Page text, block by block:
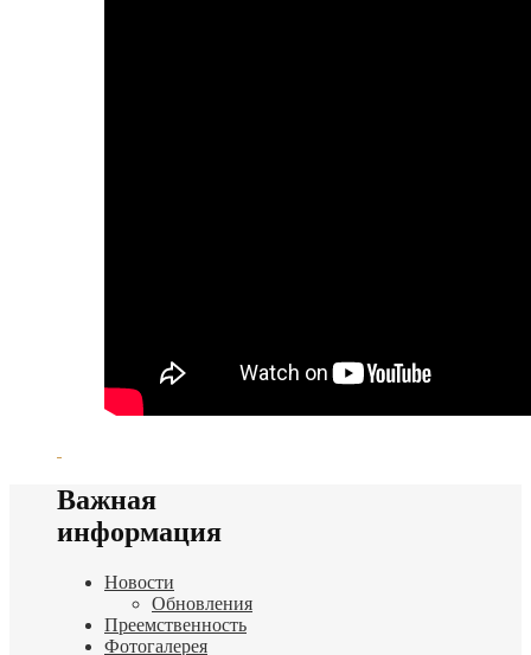
Важная
информация
Новости
Обновления
Преемственность
Фотогалерея